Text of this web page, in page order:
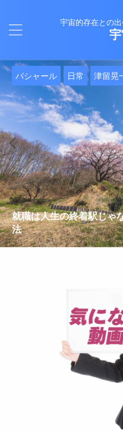
宇宙的存在との
日常 津留晃一
雨の日の恵み：心に降る
バシャール 日常 津留晃
就職は人生の終着駅じゃ
法
Healy 日常
ヒーリーを買うべきか迷
みた感想と注意点
バシャール 日常
エネルギーの法則 〜最
日常
現実を変える
日常
今、ここにいること
Healy 日常 津留晃一
もしかしてだけどHealy
日常
iPad 第10世代買いました
Healy 日常
久し振りにHealy（ヒー
日常
大谷さんの通訳、水原さ